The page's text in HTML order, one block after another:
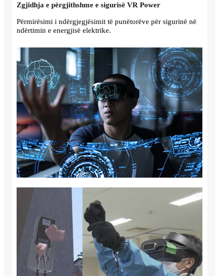
Zgjidhja e përgjithshme e sigurisë VR Power
Përmirësimi i ndërgjegjësimit të punëtorëve për sigurinë në
ndërtimin e energjisë elektrike.